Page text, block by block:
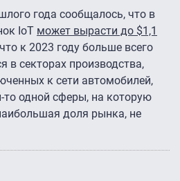
года сообщалось, что в
IoT может вырасти до $1,1
к 2023 году больше всего
в секторах производства,
к сети автомобилей,
то одной сферы, на которую
доля рынка, не